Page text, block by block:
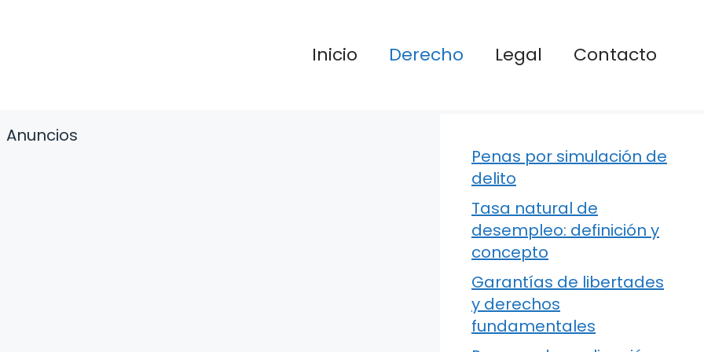
Inicio Derecho Legal Contacto
Anuncios
Penas por simulación de
delito
Tasa natural de
desempleo: definición y
concepto
Garantías de libertades
y derechos
fundamentales